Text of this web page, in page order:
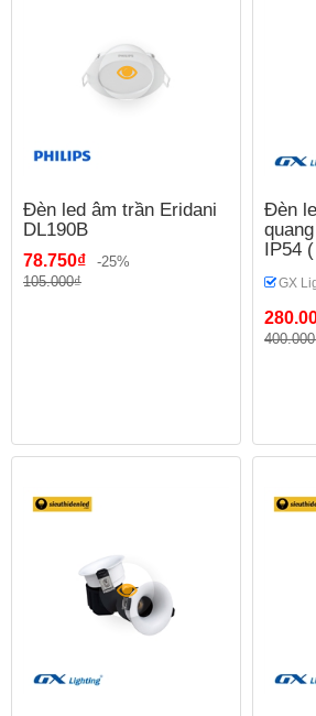
Đèn led âm trần Eridani
DL190B
78.750₫
-25%
105.000₫
Đèn
IP54
GX